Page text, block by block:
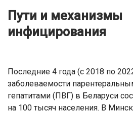
Пути и механизмы
инфицирования
Последние 4 года (с 2018 по
заболеваемости
гепатитами (ПВГ) в Беларуси
на 100 тысяч населения. В